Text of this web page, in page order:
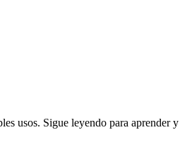
usos. Sigue leyendo para aprender y